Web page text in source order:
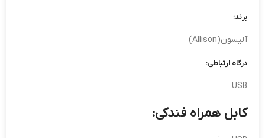
برند:
آلیسون(Allison)
درگاه ارتباطی:
USB
کابل همراه فندکی: